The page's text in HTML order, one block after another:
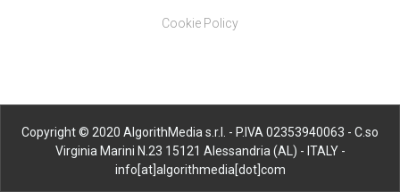
Cookie Policy
Copyright © 2020 AlgorithMedia s.r.l. - P.IVA 02353940063 - C.so
Virginia Marini N.23 15121 Alessandria (AL) - ITALY -
info[at]algorithmedia[dot]com